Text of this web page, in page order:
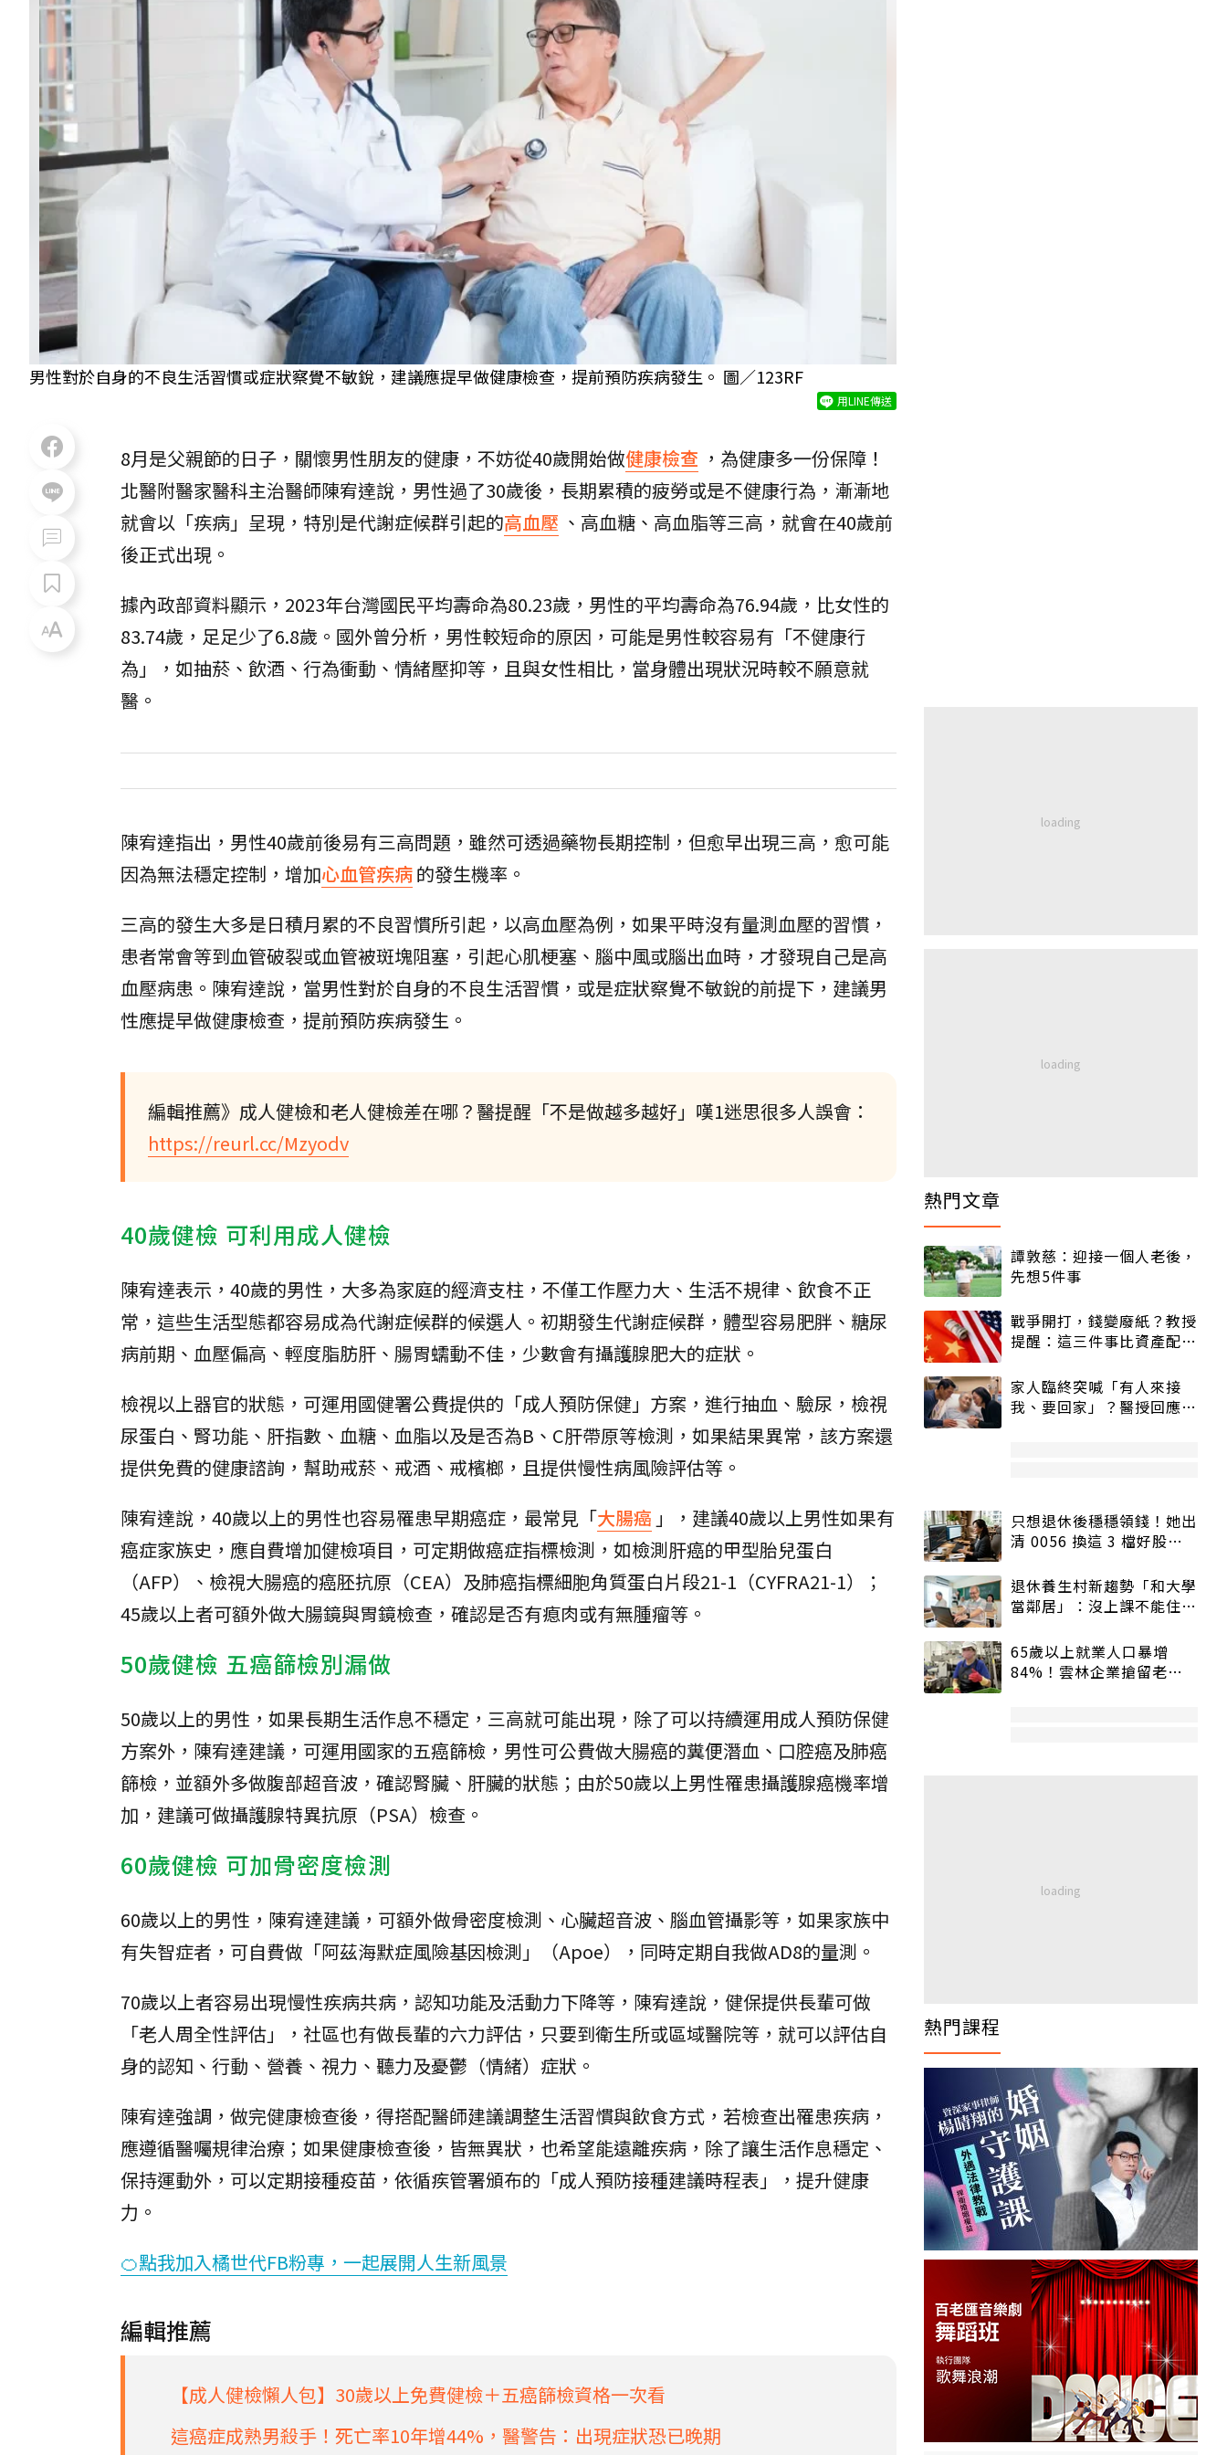
男性對於自身的不良生活習慣或症狀察覺不敏銳，建議應提早做健康檢查，提前預防疾病發生。 圖／123RF
用LINE傳送
8月是父親節的日子，關懷男性朋友的健康，不妨從40歲開始做健康檢查 ，為健康多一份保障！
北醫附醫家醫科主治醫師陳宥達說，男性過了30歲後，長期累積的疲勞或是不健康行為，漸漸地
就會以「疾病」呈現，特別是代謝症候群引起的高血壓 、高血糖、高血脂等三高，就會在40歲前
後正式出現。
據內政部資料顯示，2023年台灣國民平均壽命為80.23歲，男性的平均壽命為76.94歲，比女性的
83.74歲，足足少了6.8歲。國外曾分析，男性較短命的原因，可能是男性較容易有「不健康行
為」，如抽菸、飲酒、行為衝動、情緒壓抑等，且與女性相比，當身體出現狀況時較不願意就
醫。
陳宥達指出，男性40歲前後易有三高問題，雖然可透過藥物長期控制，但愈早出現三高，愈可能
因為無法穩定控制，增加心血管疾病的發生機率。
三高的發生大多是日積月累的不良習慣所引起，以高血壓為例，如果平時沒有量測血壓的習慣，
患者常會等到血管破裂或血管被斑塊阻塞，引起心肌梗塞、腦中風或腦出血時，才發現自己是高
血壓病患。陳宥達說，當男性對於自身的不良生活習慣，或是症狀察覺不敏銳的前提下，建議男
性應提早做健康檢查，提前預防疾病發生。
編輯推薦》成人健檢和老人健檢差在哪？醫提醒「不是做越多越好」嘆1迷思很多人誤會：
https://reurl.cc/Mzyodv
40歲健檢 可利用成人健檢
陳宥達表示，40歲的男性，大多為家庭的經濟支柱，不僅工作壓力大、生活不規律、飲食不正
常，這些生活型態都容易成為代謝症候群的候選人。初期發生代謝症候群，體型容易肥胖、糖尿
病前期、血壓偏高、輕度脂肪肝、腸胃蠕動不佳，少數會有攝護腺肥大的症狀。
檢視以上器官的狀態，可運用國健署公費提供的「成人預防保健」方案，進行抽血、驗尿，檢視
尿蛋白、腎功能、肝指數、血糖、血脂以及是否為B、C肝帶原等檢測，如果結果異常，該方案還
提供免費的健康諮詢，幫助戒菸、戒酒、戒檳榔，且提供慢性病風險評估等。
陳宥達說，40歲以上的男性也容易罹患早期癌症，最常見「大腸癌 」，建議40歲以上男性如果有
癌症家族史，應自費增加健檢項目，可定期做癌症指標檢測，如檢測肝癌的甲型胎兒蛋白
（AFP）、檢視大腸癌的癌胚抗原（CEA）及肺癌指標細胞角質蛋白片段21-1（CYFRA21-1）；
45歲以上者可額外做大腸鏡與胃鏡檢查，確認是否有瘜肉或有無腫瘤等。
50歲健檢 五癌篩檢別漏做
50歲以上的男性，如果長期生活作息不穩定，三高就可能出現，除了可以持續運用成人預防保健
方案外，陳宥達建議，可運用國家的五癌篩檢，男性可公費做大腸癌的糞便潛血、口腔癌及肺癌
篩檢，並額外多做腹部超音波，確認腎臟、肝臟的狀態；由於50歲以上男性罹患攝護腺癌機率增
加，建議可做攝護腺特異抗原（PSA）檢查。
60歲健檢 可加骨密度檢測
60歲以上的男性，陳宥達建議，可額外做骨密度檢測、心臟超音波、腦血管攝影等，如果家族中
有失智症者，可自費做「阿茲海默症風險基因檢測」（Apoe），同時定期自我做AD8的量測。
70歲以上者容易出現慢性疾病共病，認知功能及活動力下降等，陳宥達說，健保提供長輩可做
「老人周全性評估」，社區也有做長輩的六力評估，只要到衛生所或區域醫院等，就可以評估自
身的認知、行動、營養、視力、聽力及憂鬱（情緒）症狀。
陳宥達強調，做完健康檢查後，得搭配醫師建議調整生活習慣與飲食方式，若檢查出罹患疾病，
應遵循醫囑規律治療；如果健康檢查後，皆無異狀，也希望能遠離疾病，除了讓生活作息穩定、
保持運動外，可以定期接種疫苗，依循疾管署頒布的「成人預防接種建議時程表」，提升健康
力。
🍊點我加入橘世代FB粉專，一起展開人生新風景
編輯推薦
【成人健檢懶人包】30歲以上免費健檢＋五癌篩檢資格一次看
這癌症成熟男殺手！死亡率10年增44%，醫警告：出現症狀恐已晚期
熱門文章
譚敦慈：迎接一個人老後，
先想5件事
戰爭開打，錢變廢紙？教授
提醒：這三件事比資產配置
家人臨終突喊「有人來接
我、要回家」？醫授回應方
只想退休後穩穩領錢！她出
清 0056 換這 3 檔好股：
退休養生村新趨勢「和大學
當鄰居」：沒上課不能住、
65歲以上就業人口暴增
84%！雲林企業搶留老員
熱門課程